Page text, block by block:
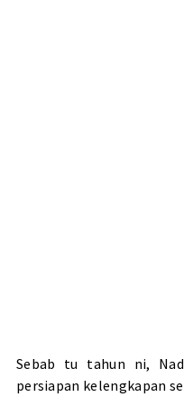
Sebab tu tahun ni,
persiapan kelengkapan